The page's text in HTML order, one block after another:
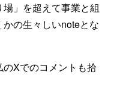
」を超えて事業と組
の生々しいnoteとな
Xでのコメントも拾